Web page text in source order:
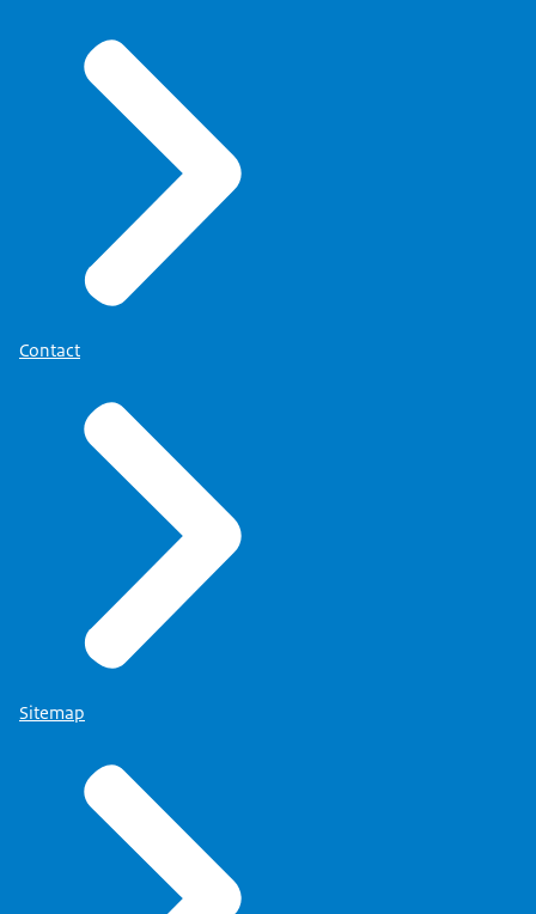
Contact
Sitemap